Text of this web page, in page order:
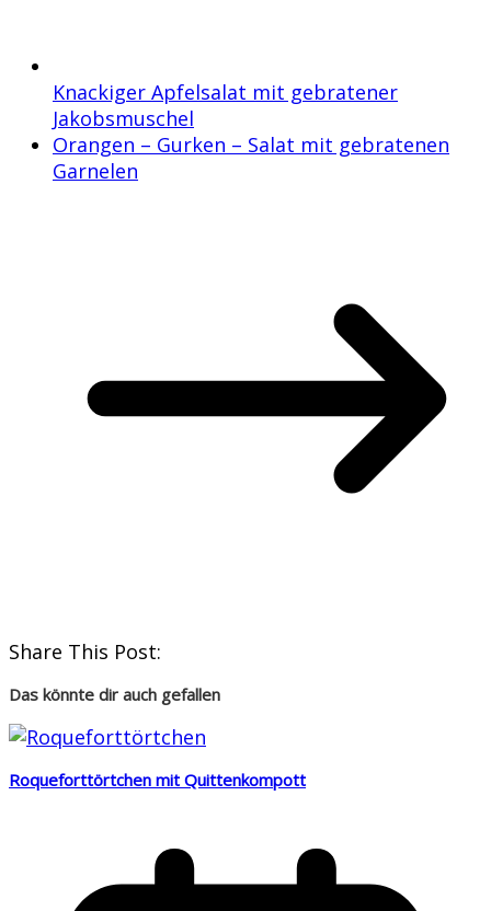
Knackiger Apfelsalat mit gebratener
Jakobsmuschel
Orangen – Gurken – Salat mit gebratenen
Garnelen
Share This Post:
Das könnte dir auch gefallen
Roqueforttörtchen mit Quittenkompott